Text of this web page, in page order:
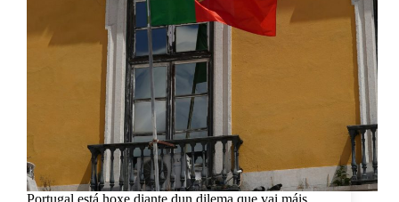
Portugal está hoxe diante dun dilema que vai máis